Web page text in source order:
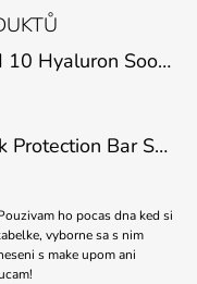
ANUA – Azelaic Acid 10 Hyaluron Soothing Serum – 30 ml
Abib - Quick Sunstick Protection Bar SPF50+ PA++++ 22g
ho pocas dna ked si
vyborne sa s nim
s make upom ani